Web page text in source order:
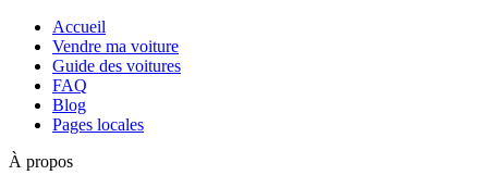
Accueil
Vendre ma voiture
Guide des voitures
FAQ
Blog
Pages locales
À propos